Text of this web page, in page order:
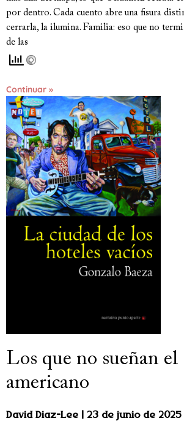
por dentro. Cada cuento abre una fisura
cerrarla, la ilumina. Familia: eso que no
de las
Continuar »
Los que no sueñan el
americano
David Diaz-Lee 23 de junio de 2025